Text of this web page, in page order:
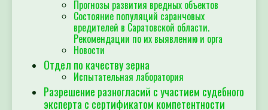
Прогнозы развития вредных объектов
Состояние популяций саранчовых
вредителей в Саратовской области.
Рекомендации по их выявлению и орга
Новости
Отдел по качеству зерна
Испытательная лаборатория
Разрешение разногласий с участием судебного
эксперта с сертификатом компетентности